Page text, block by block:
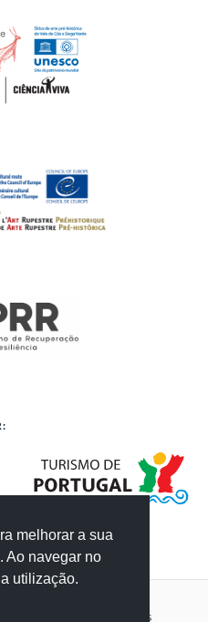
melhorar a sua
Ao navegar no
utilização.
Termos e Condições